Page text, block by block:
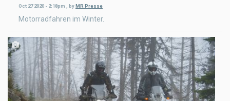
Oct 27 2020 - 2:18pm byMR Presse
Motorradfahren im Winter.